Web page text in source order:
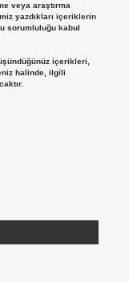
veya araştırma
yazdıkları içeriklerin
sorumluluğu kabul
içerikleri,
halinde, ilgili